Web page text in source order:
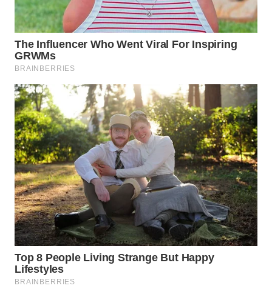
WN
BEKASI
WN
BOGOR
WN
DEPOK
WN
TAPANULI
UTARA
WN
SAMOSIR
WN
PADANG
LAWAS